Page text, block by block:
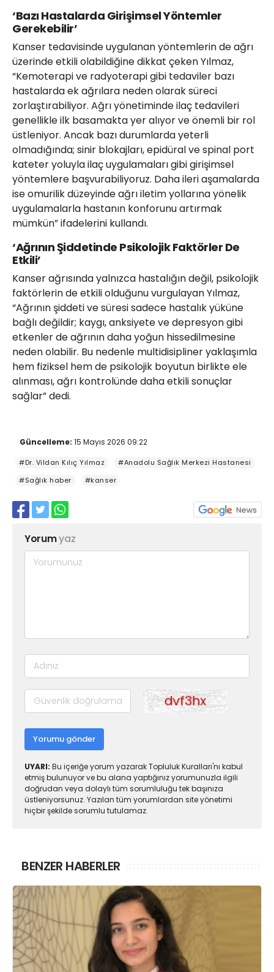
‘Bazı Hastalarda Girişimsel Yöntemler
Gerekebilir’
Kanser tedavisinde uygulanan yöntemlerin de ağrı
üzerinde etkili olabildiğine dikkat çeken Yılmaz,
“Kemoterapi ve radyoterapi gibi tedaviler bazı
hastalarda ek ağrılara neden olarak süreci
zorlaştırabiliyor. Ağrı yönetiminde ilaç tedavileri
genellikle ilk basamakta yer alıyor ve önemli bir rol
üstleniyor. Ancak bazı durumlarda yeterli
olmadığında; sinir blokajları, epidüral ve spinal port
kateter yoluyla ilaç uygulamaları gibi girişimsel
yöntemlere başvurabiliyoruz. Daha ileri aşamalarda
ise omurilik düzeyinde ağrı iletim yollarına yönelik
uygulamalarla hastanın konforunu artırmak
mümkün” ifadelerini kullandı.
‘Ağrının Şiddetinde Psikolojik Faktörler De
Etkili’
Kanser ağrısında yalnızca hastalığın değil, psikolojik
faktörlerin de etkili olduğunu vurgulayan Yılmaz,
“Ağrının şiddeti ve süresi sadece hastalık yüküne
bağlı değildir; kaygı, anksiyete ve depresyon gibi
etkenler de ağrının daha yoğun hissedilmesine
neden olabilir. Bu nedenle multidisipliner yaklaşımla
hem fiziksel hem de psikolojik boyutun birlikte ele
alınması, ağrı kontrolünde daha etkili sonuçlar
sağlar” dedi.
Güncelleme: 15 Mayıs 2026 09:22
#Dr. Vildan Kılıç Yılmaz
#Anadolu Sağlık Merkezi Hastanesi
#Sağlık haber
#kanser
Yorumyaz
Yorumu gönder
UYARI: Bu içeriğe yorum yazarak Topluluk Kuralları'nı kabul
etmiş bulunuyor ve bu alana yaptığınız yorumunuzla ilgili
doğrudan veya dolaylı tüm sorumluluğu tek başınıza
üstleniyorsunuz. Yazılan tüm yorumlardan site yönetimi
hiçbir şekilde sorumlu tutulamaz.
BENZER HABERLER